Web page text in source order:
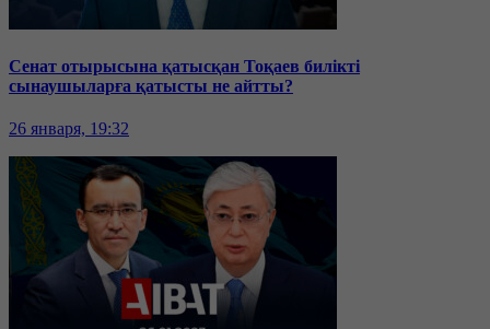
Сенат отырысына қатысқан Тоқаев билікті
сынаушыларға қатысты не айтты?
26 января, 19:32